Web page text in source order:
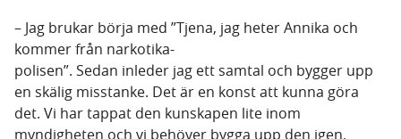
– Jag brukar börja med ”Tjena, jag heter Annika och
kommer från narkotika-
polisen”. Sedan inleder jag ett samtal och bygger upp
en skälig misstanke. Det är en konst att kunna göra
det. Vi har tappat den kunskapen lite inom
myndigheten och vi behöver bygga upp den igen,